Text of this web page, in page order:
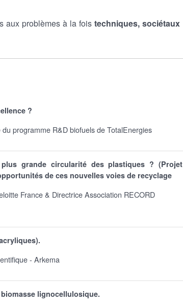
aux problèmes à la fois techniques, sociétaux
?
du programme R&D biofuels de TotalEnergies
grande circularité des plastiques ? (Projet
de ces nouvelles voies de recyclage
France & Directrice Association RECORD
- Arkema
lignocellulosique.